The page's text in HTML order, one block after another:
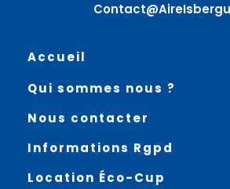
Accueil
Qui sommes nous ?
Nous contacter
Informations Rgpd
Location Éco-Cup